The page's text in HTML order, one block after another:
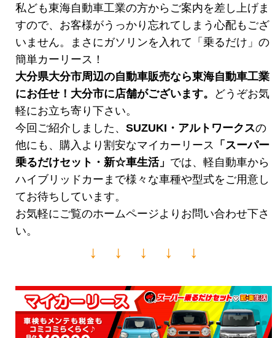
私ども東海自動車工業の方からご案内を差し上げま
すので、お客様がうっかり忘れてしまう心配もござ
いません。まさにガソリンを入れて「乗るだけ」の
簡単カーリース！
大分県大分市周辺の自動車販売なら東海自動車工業
にお任せ！大分市に店舗がございます。 どうぞお気
軽にお立ち寄り下さい。
今回ご紹介しました、 SUZUKI・アルトワークスの
他にも、購入より割安なマイカーリース 「スーパー
乗るだけセット・新☆車生活」 では、軽自動車から
ハイブリッドカーまで様々な車種や型式をご用意し
てお待ちしています。
お気軽にご覧のホームページよりお問い合わせ下さ
い。
↓ ↓ ↓ ↓ ↓